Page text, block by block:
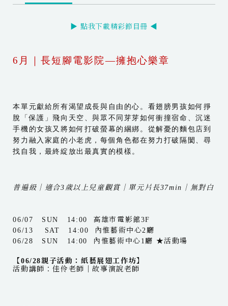
▶ 點我下載精彩節目冊 ◀
6月｜長短腳電影院—擁抱心樂章
本單元獻給所有渴望成長與自由的心。看翅膀男孩如何掙
脫「保護」飛向天空、與眾不同芽芽如何衝撞宿命、沉迷
手機的女孩又將如何打破螢幕的綑綁。從解憂的麵包店到
努力融入家庭的小老虎，每個角色都在努力打破隔閡、尋
找自我，最終綻放出最真實的模樣。
普遍級｜適合3歲以上兒童觀賞｜單元片長37min｜無對白
06/07 SUN 14:00 高雄市電影館3F
06/13 SAT 14:00 內惟藝術中心2廳
06/28 SUN 14:00 內惟藝術中心1廳 ★活動場
【06/28親子活動：紙藝展翅工作坊】
活動講師：佳伶老師｜故事演說老師